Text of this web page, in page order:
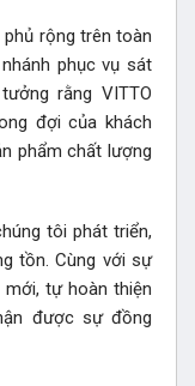
rộng trên toàn
phục vụ sát
rằng VITTO
đợi của khách
phẩm chất lượng
tôi phát triển,
tồn. Cùng với sự
tự hoàn thiện
được sự đồng